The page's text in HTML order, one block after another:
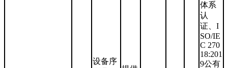
设备序
体系
认
证、I
SO/IE
C 270
18:201
9公有